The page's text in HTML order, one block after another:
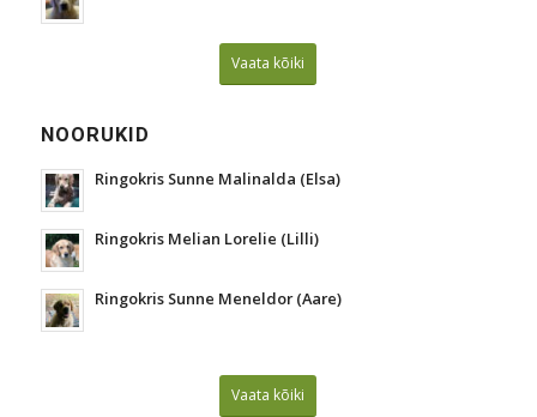
Vaata kõiki
NOORUKID
Ringokris Sunne Malinalda (Elsa)
Ringokris Melian Lorelie (Lilli)
Ringokris Sunne Meneldor (Aare)
Vaata kõiki